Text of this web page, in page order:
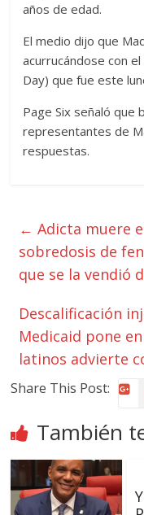
años de edad.
El medio dijo que
acurrucándose con
Day) que fue este
Page Six señaló que
representantes de
respuestas.
← Adicta muere
sobredosis de
que se la vendió
Descalificación
Medicaid pone
latinos advierte
Share This Post:
También